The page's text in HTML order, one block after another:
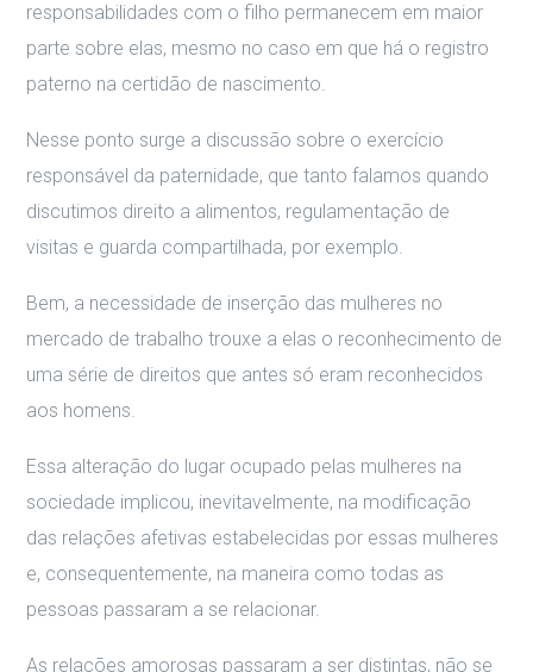
responsabilidades com o filho permanecem em maior
parte sobre elas, mesmo no caso em que há o registro
paterno na certidão de nascimento.
Nesse ponto surge a discussão sobre o exercício
responsável da paternidade, que tanto falamos quando
discutimos direito a alimentos, regulamentação de
visitas e guarda compartilhada, por exemplo.
Bem, a necessidade de inserção das mulheres no
mercado de trabalho trouxe a elas o reconhecimento de
uma série de direitos que antes só eram reconhecidos
aos homens.
Essa alteração do lugar ocupado pelas mulheres na
sociedade implicou, inevitavelmente, na modificação
das relações afetivas estabelecidas por essas mulheres
e, consequentemente, na maneira como todas as
pessoas passaram a se relacionar.
As relações amorosas passaram a ser distintas, não se